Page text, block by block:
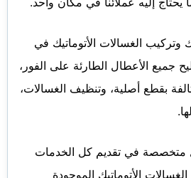
الغسالات الأتوماتيك في
جميع الأعطال الطارئة على الفور،
بقطع أصلية، وتنظيف الغسالات،
متخصصة في تقديم كل الخدمات
الأتوماتيك الموجودة